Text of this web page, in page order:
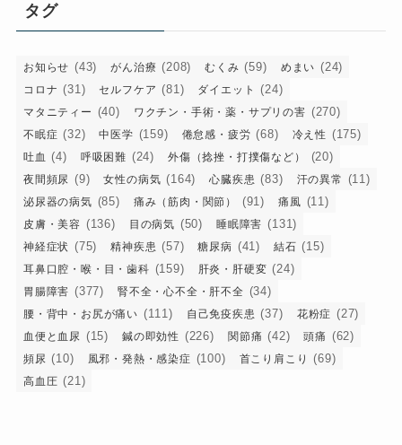
ー
タグ
お知らせ (43) がん治療 (208) むくみ (59) めまい (24)
コロナ (31) セルフケア (81) ダイエット (24)
マタニティー (40) ワクチン・手術・薬・サプリの害 (270)
不眠症 (32) 中医学 (159) 倦怠感・疲労 (68) 冷え性 (175)
吐血 (4) 呼吸困難 (24) 外傷（捻挫・打撲傷など） (20)
夜間頻尿 (9) 女性の病気 (164) 心臓疾患 (83) 汗の異常 (11)
泌尿器の病気 (85) 痛み（筋肉・関節） (91) 痛風 (11)
皮膚・美容 (136) 目の病気 (50) 睡眠障害 (131)
神経症状 (75) 精神疾患 (57) 糖尿病 (41) 結石 (15)
耳鼻口腔・喉・目・歯科 (159) 肝炎・肝硬変 (24)
胃腸障害 (377) 腎不全・心不全・肝不全 (34)
腰・背中・お尻が痛い (111) 自己免疫疾患 (37) 花粉症 (27)
血便と血尿 (15) 鍼の即効性 (226) 関節痛 (42) 頭痛 (62)
頻尿 (10) 風邪・発熱・感染症 (100) 首こり肩こり (69)
高血圧 (21)